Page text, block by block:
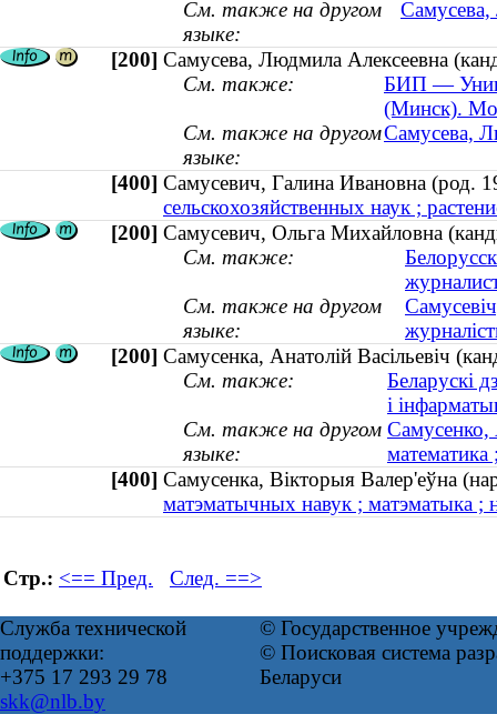
См. также на другом
языке:
Самусева,
[200] Самусева, Людмила Алексеевна
См. также:
БИП —
(Минск).
См. также на другом
языке:
Самусева,
[400] Самусевич, Галина Ивановна
сельскохозяйственных наук ;
[200] Самусевич, Ольга Михайловна
См. также:
См. также на другом
языке:
[200] Самусенка, Анатолій Васільевіч
См. также:
Беларускі
і
См. также на другом
языке:
Самусенко,
[400] Самусенка, Вікторыя Валер'еўна
матэматычных навук ; матэматыка ;
Стр.: <== Пред. След. ==>
Служба технической
поддержки:
+375 17 293 29 78
skk@nlb.by
© Государственное
© Поисковая система
Беларуси